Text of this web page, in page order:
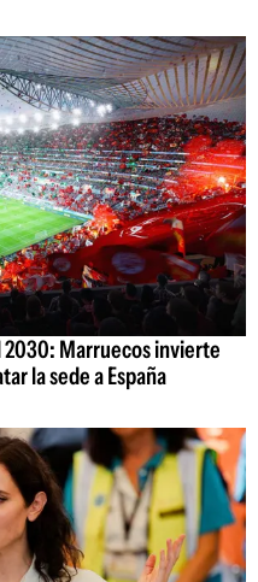
2030: Marruecos invierte
la sede a España